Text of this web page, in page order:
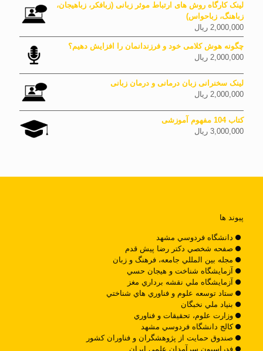
لینک کارگاه روش های ارتباط موثر زبانی (زبافکر، زباهیجان،
زباهنگ، زباحواس)
2,000,000 ریال
چگونه هوش کلامی خود و فرزندانمان را افزایش دهیم؟
2,000,000 ریال
لینک سخنرانی زبان درمانی و درمان زبانی
2,000,000 ریال
کتاب 104 مفهوم آموزشی
3,000,000 ریال
پیوند ها
دانشگاه فردوسي مشهد
صفحه شخصي دکتر رضا پيش قدم
مجله بين المللي جامعه، فرهنگ و زبان
آزمايشگاه شناخت و هيجان حسي
آزمايشگاه ملي نقشه برداري مغز
ستاد توسعه علوم و فناوري هاي شناختي
بنياد ملي نخبگان
وزارت علوم، تحقيقات و فناوري
کالج دانشگاه فردوسي مشهد
صندوق حمايت از پژوهشگران و فناوران کشور
فدراسيون سرآمدان علمي ايران